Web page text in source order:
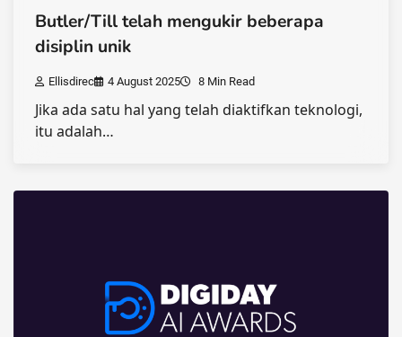
Butler/Till telah mengukir beberapa
disiplin unik
Ellisdirec 4 August 2025 8 Min Read
Jika ada satu hal yang telah diaktifkan teknologi,
itu adalah…